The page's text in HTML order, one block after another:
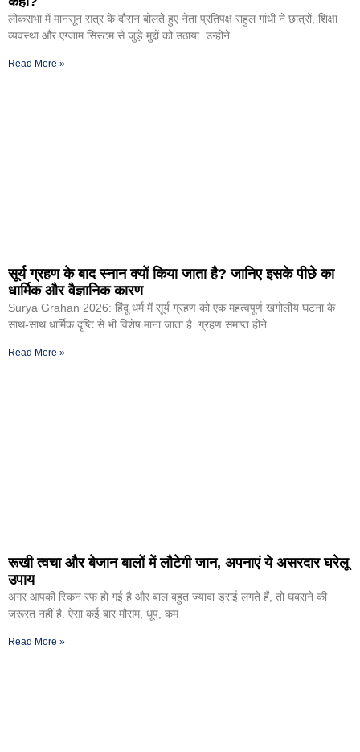
लोकसभा में मानसून सत्र के दौरान बोलते हुए नेता प्रतिपक्ष राहुल गांधी ने छात्रों, शिक्षा
व्यवस्था और एग्जाम सिस्टम से जुड़े मुद्दों को उठाया. उन्होंने
Read More »
सूर्य ग्रहण के बाद स्नान क्यों किया जाता है? जानिए इसके पीछे का
धार्मिक और वैज्ञानिक कारण
Surya Grahan 2026: हिंदू धर्म में सूर्य ग्रहण को एक महत्वपूर्ण खगोलीय घटना के
साथ-साथ धार्मिक दृष्टि से भी विशेष माना जाता है. ग्रहण समाप्त होने
Read More »
रूखी त्वचा और बेजान बालों में लौटेगी जान, अपनाएं ये असरदार घरेलू
उपाय
अगर आपकी स्किन रफ हो गई है और बाल बहुत ज्यादा ड्राई लगते हैं, तो घबराने की
जरूरत नहीं है. ऐसा कई बार मौसम, धूप, कम
Read More »